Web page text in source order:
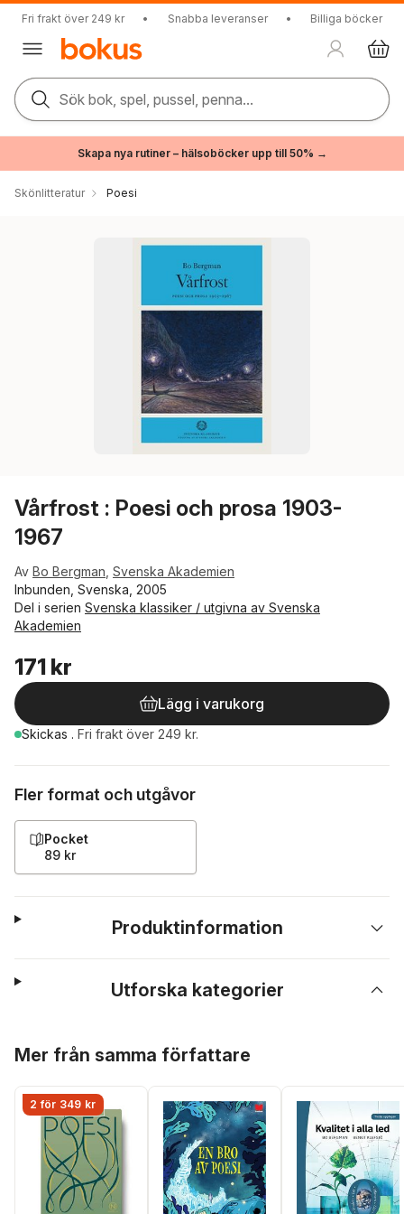
Fri frakt över 249 kr • Snabba leveranser • Billiga böcker
Sök bok, spel, pussel, penna...
Skapa nya rutiner – hälsoböcker upp till 50% →
Skönlitteratur Poesi
Vårfrost : Poesi och prosa 1903-
1967
Av Bo Bergman Svenska Akademien
Inbunden, Svenska, 2005
Del i serien Svenska klassiker / utgivna av Svenska
Akademien
171 kr
Lägg i varukorg
Skickas . Fri frakt över 249 kr.
Fler format och utgåvor
Pocket
89 kr
Produktinformation
Utforska kategorier
Mer från samma författare
2 för 349 kr